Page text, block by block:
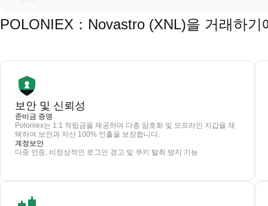
POLONIEX：Novastro (XNL)을 거래하
보안 및 신뢰성
준비금 증명
Poloniex는 1:1 적립금을 제공하며 다층 암호화 및 오프라인 지갑을 채
택하여 보안과 자산 100% 인출을 보장합니다.
계정보안
다중 인증, 비정상적인 로그인 경고 및 쿠키 탈취 방지 기능